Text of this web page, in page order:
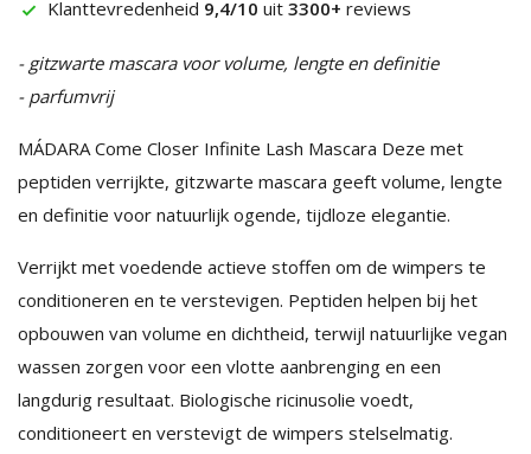
Klanttevredenheid 9,4/10 uit 3300+ reviews
- gitzwarte mascara voor volume, lengte en definitie
- parfumvrij
MÁDARA Come Closer Infinite Lash Mascara Deze met
peptiden verrijkte, gitzwarte mascara geeft volume, lengte
en definitie voor natuurlijk ogende, tijdloze elegantie.
Verrijkt met voedende actieve stoffen om de wimpers te
conditioneren en te verstevigen. Peptiden helpen bij het
opbouwen van volume en dichtheid, terwijl natuurlijke vegan
wassen zorgen voor een vlotte aanbrenging en een
langdurig resultaat. Biologische ricinusolie voedt,
conditioneert en verstevigt de wimpers stelselmatig.